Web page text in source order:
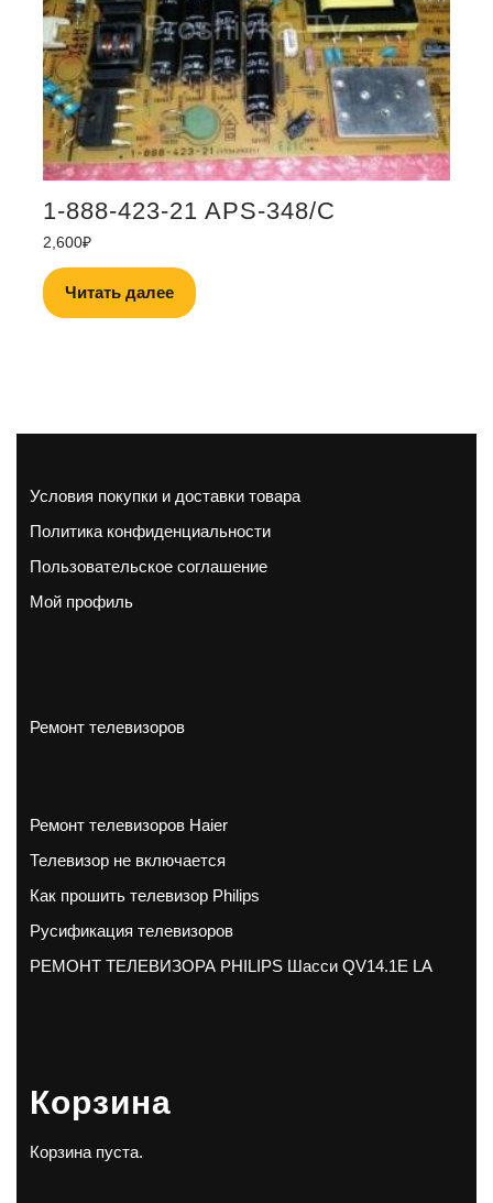
1-888-423-21 APS-348/C
2,600₽
Читать далее
Условия покупки и доставки товара
Политика конфиденциальности
Пользовательское соглашение
Мой профиль
Ремонт телевизоров
Ремонт телевизоров Haier
Телевизор не включается
Как прошить телевизор Philips
Русификация телевизоров
РЕМОНТ ТЕЛЕВИЗОРА PHILIPS Шасси QV14.1E LA
Корзина
Корзина пуста.